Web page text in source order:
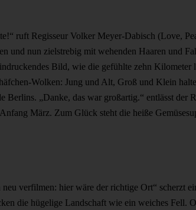
ruft Regisseur Volker Meyer-Dabisch (Love,
und nun zielstrebig mit wehenden Haaren und
Bild, wie die gefühlte zehn
Wolken: Jung und Alt, Groß und Klein
Berlins. „Danke, das war großartig.“ entlässt der
März. Zum Glück steht die heiße
verfilmen: hier wäre der richtige Ort“ scherzt
die hügelige Landschaft wie ein weiches Fell.